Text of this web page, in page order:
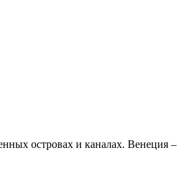
островах и каналах. Венеция –